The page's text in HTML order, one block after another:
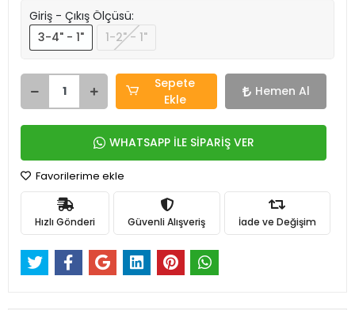
Giriş - Çıkış Ölçüsü:
3-4" - 1"
1-2" - 1"
Sepete
Ekle
Hemen Al
WHATSAPP İLE SİPARİŞ VER
Favorilerime ekle
Hızlı Gönderi Güvenli Alışveriş İade ve Değişim